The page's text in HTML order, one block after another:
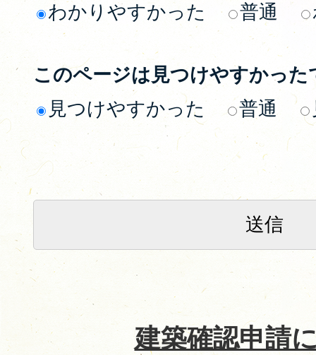
わかりやすかった
普通
このページは見つけやすかった
見つけやすかった
普通
建築確認申請